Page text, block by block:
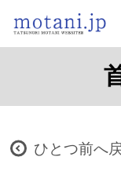
ひとつ前へ